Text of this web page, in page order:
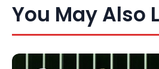
You May Also